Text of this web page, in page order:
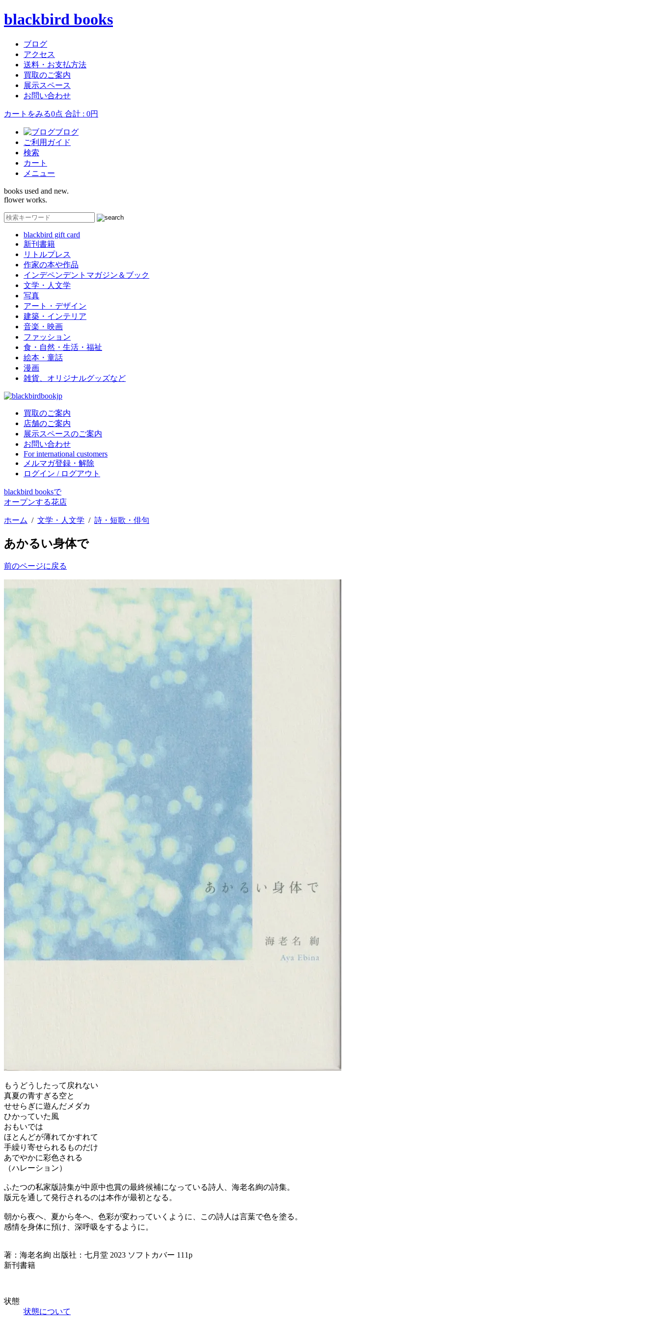
blackbird books
ブログ
アクセス
送料・お支払方法
買取のご案内
展示スペース
お問い合わせ
カートをみる0点 合計 : 0円
ブログ
ご利用ガイド
検索
カート
メニュー
books used and new.
flower works.
blackbird gift card
新刊書籍
リトルプレス
作家の本や作品
インデペンデントマガジン＆ブック
文学・人文学
写真
アート・デザイン
建築・インテリア
音楽・映画
ファッション
食・自然・生活・福祉
絵本・童話
漫画
雑貨、オリジナルグッズなど
買取のご案内
店舗のご案内
展示スペースのご案内
お問い合わせ
For international customers
メルマガ登録・解除
ログイン / ログアウト
blackbird booksで
オープンする花店
ホーム / 文学・人文学 / 詩・短歌・俳句
あかるい身体で
前のページに戻る
もうどうしたって戻れない
真夏の青すぎる空と
せせらぎに遊んだメダカ
ひかっていた風
おもいでは
ほとんどが薄れてかすれて
手繰り寄せられるものだけ
あでやかに彩色される
（ハレーション）
ふたつの私家版詩集が中原中也賞の最終候補になっている詩人、海老名絢の詩集。
版元を通して発行されるのは本作が最初となる。
朝から夜へ、夏から冬へ、色彩が変わっていくように、この詩人は言葉で色を塗る。
感情を身体に預け、深呼吸をするように。
著：海老名絢 出版社：七月堂 2023 ソフトカバー 111p
新刊書籍
状態
状態について